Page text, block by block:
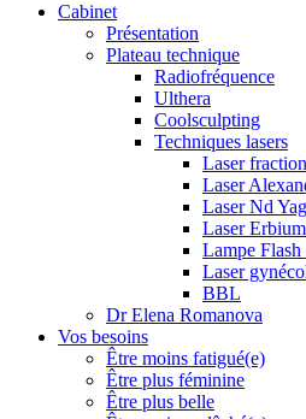
Cabinet
Présentation
Plateau technique
Radiofréquence
Ulthera
Coolsculpting
Techniques lasers
Laser
Laser
Laser Nd Yag
Laser
Lampe
Laser
BBL
Dr Elena Romanova
Vos besoins
Être moins fatigué(e)
Être plus féminine
Être plus belle